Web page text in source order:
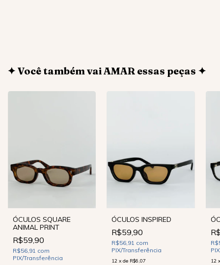
✦ Você também vai AMAR essas peças ✦
ÓCULOS SQUARE
ANIMAL PRINT
R$59,90
R$56,91 com
PIX/Transferência
ÓCULOS INSPIRED
R$59,90
R$56,91 com
PIX/Transferência
12 xde R$6,07 12